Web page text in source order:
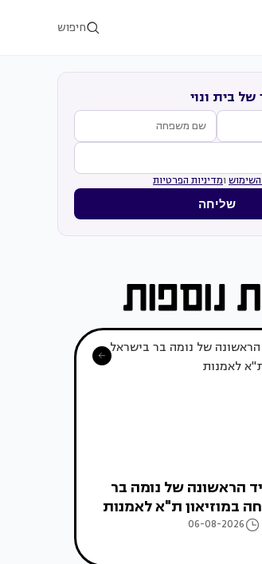
חיפוש
בית ונוי
השימוש ומדיניות הפרטיות
שליחה
הראשונה של נומה בר
במוזיאון ת"א לאמנות
06-08-2026